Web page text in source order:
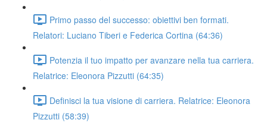
Primo passo del successo: obiettivi ben formati.
Relatori: Luciano Tiberi e Federica Cortina (64:36)
Potenzia il tuo impatto per avanzare nella tua carriera.
Relatrice: Eleonora Pizzutti (64:35)
Definisci la tua visione di carriera. Relatrice: Eleonora
Pizzutti (58:39)